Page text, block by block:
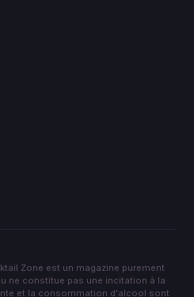
Zone est un magazine purement
ne constitue pas une incitation à la
et la consommation d'alcool sont